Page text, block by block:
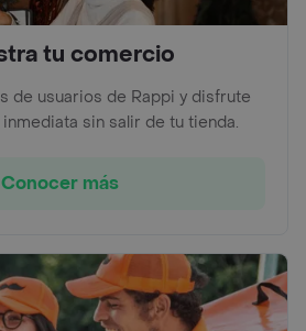
tu comercio
de usuarios de Rappi y disfrute
sin salir de tu tienda.
Conocer más